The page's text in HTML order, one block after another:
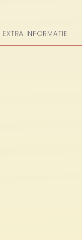
EXTRA INFORMATIE